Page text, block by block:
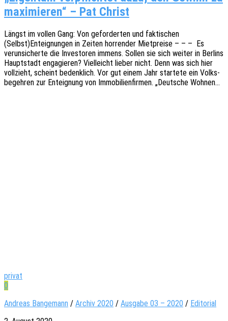
maximieren“ – Pat Christ
Längst im vollen Gang: Von gefor­der­ten und fakti­schen
(Selbst)Enteignungen in Zeiten horren­der Miet­prei­se – – – Es
verun­si­cher­te die Inves­to­ren immens. Sollen sie sich weiter in Berlins
Haupt­stadt enga­gie­ren? Viel­leicht lieber nicht. Denn was sich hier
voll­zieht, scheint bedenk­lich. Vor gut einem Jahr star­te­te ein Volks­
be­geh­ren zur Enteig­nung von Immo­bi­li­en­fir­men. „Deut­sche Wohnen…
privat
0
Andreas Bangemann / Archiv 2020 / Ausgabe 03 – 2020 / Editorial